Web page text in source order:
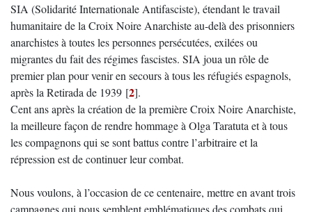
SIA (Solidarité Internationale Antifasciste), étendant le travail
humanitaire de la Croix Noire Anarchiste au-delà des prisonniers
anarchistes à toutes les personnes persécutées, exilées ou
migrantes du fait des régimes fascistes. SIA joua un rôle de
premier plan pour venir en secours à tous les réfugiés espagnols,
après la Retirada de 1939 [2].
Cent ans après la création de la première Croix Noire Anarchiste,
la meilleure façon de rendre hommage à Olga Taratuta et à tous
les compagnons qui se sont battus contre l’arbitraire et la
répression est de continuer leur combat.
Nous voulons, à l’occasion de ce centenaire, mettre en avant trois
campagnes qui nous semblent emblématiques des combats qui